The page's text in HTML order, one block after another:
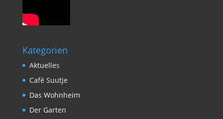
Kategorien
Aktuelles
Café Suutje
Das Wohnheim
Der Garten